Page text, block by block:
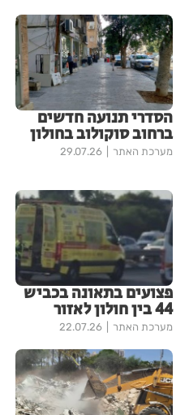
הסדרי תנועה חדשים
ברחוב סוקולוב בחולון
מערכת האתר 29.07.26
פצועים בתאונה בכביש
44 בין חולון לאזור
מערכת האתר 22.07.26